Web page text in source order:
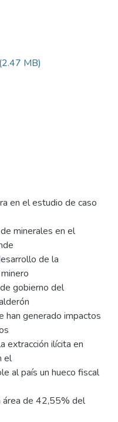
(2.47 MB)
en el estudio de caso
minerales en el
de la
gobierno del
generado impactos
extracción ilícita en
el
al país un hueco fiscal
de 42,55% del